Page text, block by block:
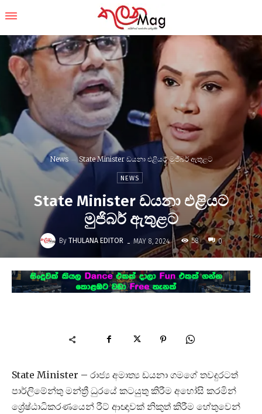
News State Minister ඩයනා එළියට මුජිබර් ඇතුළට
NEWS
State Minister ඩයනා එළියට
මුජිබර් ඇතුළට
By THULANA EDITOR - MAY 8, 2024 58 0
State Minister – රාජ්‍ය අමාත්‍ය ඩයනා ගමගේ තවදුරටත්
පාර්ලිමේන්තු මන්ත්‍රී ධුරයේ කටයුතු කිරීම අහෝසි කරමින්
ශ්‍රේෂ්ඨාධිකරණයෙන් රීට් ආඥාවක් නිකුත් කිරීම හේතුවෙන්